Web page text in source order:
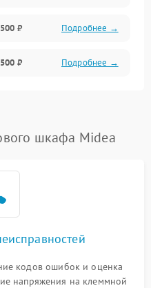
₽ Подробнее →
₽ Подробнее →
шкафа Midea
кодов ошибок и оценка
напряжения на клеммной